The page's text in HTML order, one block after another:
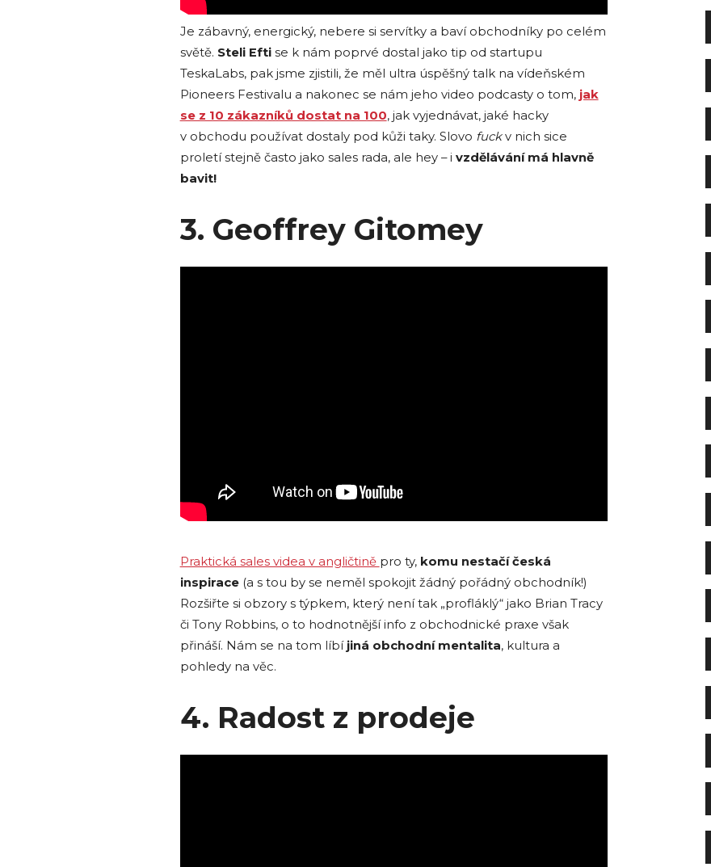
Je zábavný, energický, nebere si servítky a baví obchodníky po celém
světě. Steli Eftise k nám poprvé dostal jako tip od startupu
TeskaLabs, pak jsme zjistili, že měl ultra úspěšný talk na vídeňském
Pioneers Festivalu a nakonec se nám jeho video podcasty o tom, jak
se z 10 zákazníků dostat na 100, jak vyjednávat, jaké hacky
v obchodu používat dostaly pod kůži taky. Slovo fuckv nich sice
proletí stejně často jako sales rada, ale hey – i vzdělávání má hlavně
bavit!
3. Geoffrey Gitomey
Praktická sales videa v angličtině pro ty, komu nestačí česká
inspirace(a s tou by se neměl spokojit žádný pořádný obchodník!)
Rozšiřte si obzory s týpkem, který není tak „profláklý“ jako Brian Tracy
či Tony Robbins, o to hodnotnější info z obchodnické praxe však
přináší. Nám se na tom líbí jiná obchodní mentalita, kultura a
pohledy na věc.
4. Radost z prodeje